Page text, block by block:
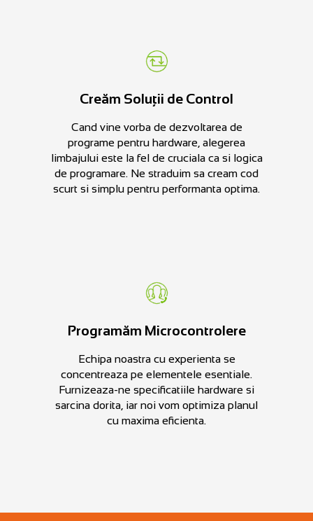
Creăm Soluții de Control
Cand vine vorba de dezvoltarea de
programe pentru hardware, alegerea
limbajului este la fel de cruciala ca si logica
de programare. Ne straduim sa cream cod
scurt si simplu pentru performanta optima.
Programăm Microcontrolere
Echipa noastra cu experienta se
concentreaza pe elementele esentiale.
Furnizeaza-ne specificatiile hardware si
sarcina dorita, iar noi vom optimiza planul
cu maxima eficienta.